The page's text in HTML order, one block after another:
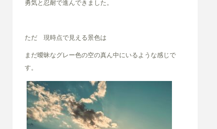
勇気と忍耐で進んできました。
ただ 現時点で見える景色は
まだ曖昧なグレー色の空の真ん中にいるような感じで
す。